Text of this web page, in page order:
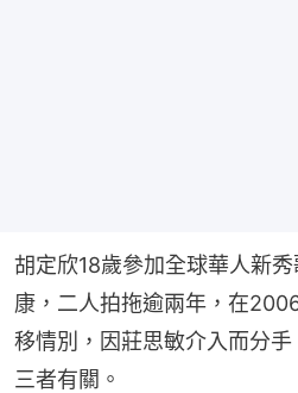
胡定欣18歲參加全球華人新
康，二人拍拖逾兩年，在
移情別，因莊思敏介入而分
三者有關。